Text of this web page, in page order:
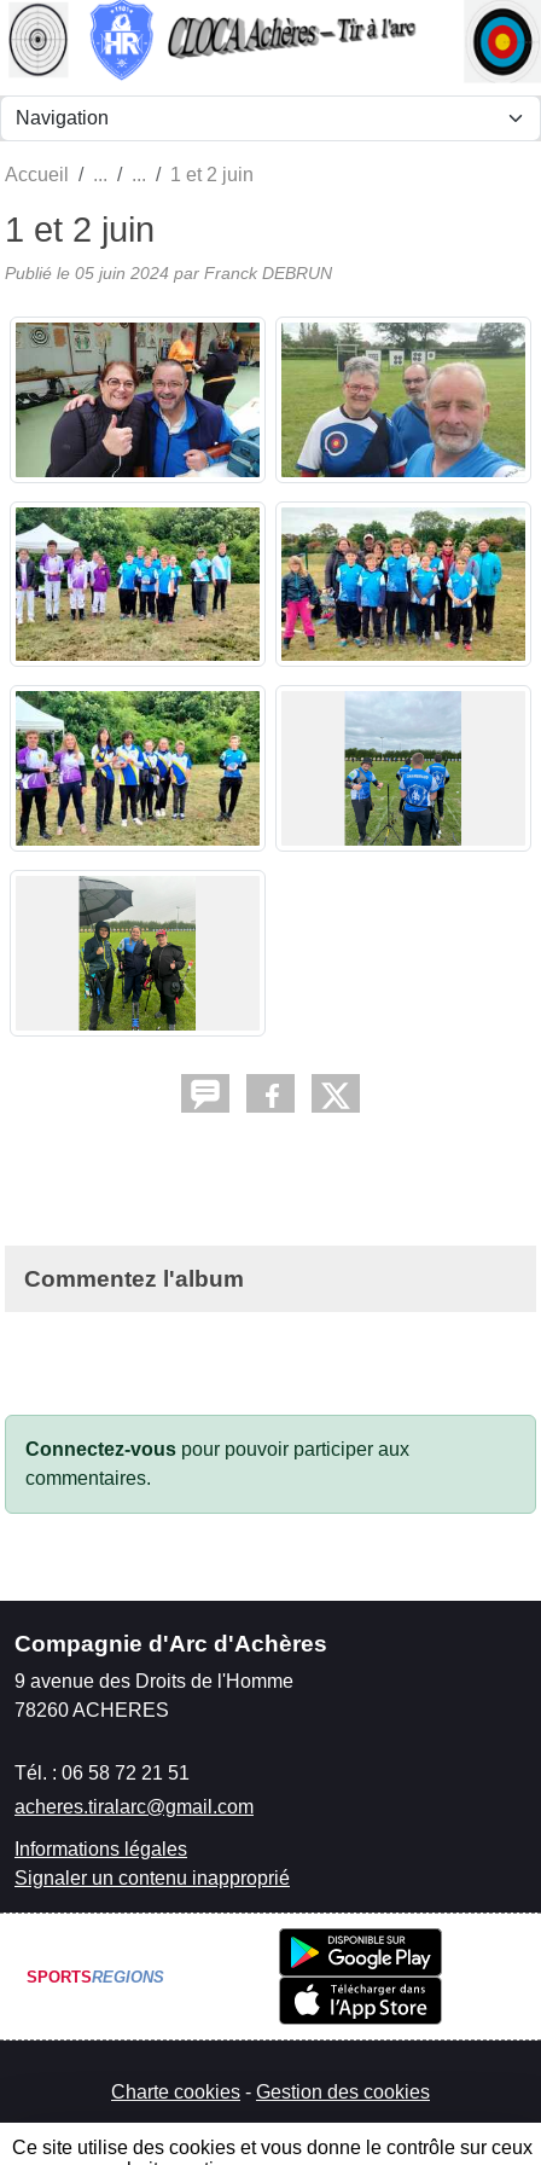
Accueil 1 et 2 juin
1 et 2 juin
Publié le 05 juin 2024 par Franck DEBRUN
Commentez l'album
Connectez-vous pour pouvoir participer aux
commentaires.
Compagnie d'Arc d'Achères
9 avenue des Droits de l'Homme
78260ACHERES
Tél. : 06 58 72 21 51
acheres.tiralarc@gmail.com
Informations légales
Signaler un contenu inapproprié
SPORTSREGIONS
Charte cookies Gestion des cookies
Panneau de gestion des cookies
Ce site utilise des cookies et vous donne le contrôle sur ceux